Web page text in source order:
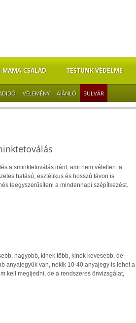
MAMA-CSALÁD TESTÜNK VÉDELME
VÉLEMÉNY AJÁNLÓ BULVÁR
a sminktetoválás iránt, ami nem véletlen: a
hatású, esztétikus és hosszú távon is
leegyszerűsíteni a mindennapi szépítkezést.
nagyobb, kinek több, kinek kevesebb, de
anyajegyük van, nekik 10-40 anyajegy is lehet a
kell megijedni, de a rendszeres önvizsgálat,